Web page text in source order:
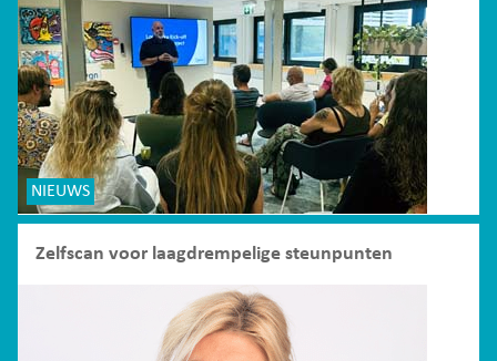
NIEUWS
Zelfscan voor laagdrempelige steunpunten